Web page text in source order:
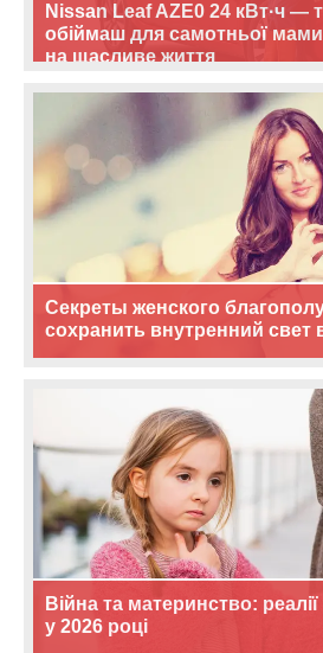
Nissan Leaf AZE0 24 кВт·ч —
обіймаш для самотньої
на щасливе життя
Секреты женского
сохранить внутренний
Війна та материнство:
у 2026 році